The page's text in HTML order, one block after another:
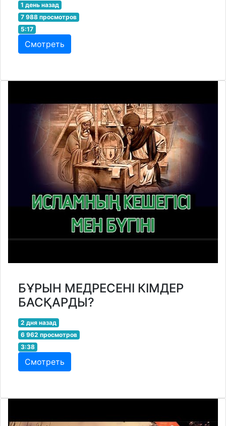
1 день назад
7 988 просмотров
5:17
Смотреть
БҰРЫН МЕДРЕСЕНІ КІМДЕР
БАСҚАРДЫ?
2 дня назад
6 962 просмотров
3:38
Смотреть